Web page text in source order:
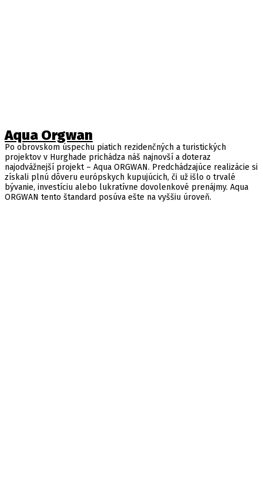
Aqua Orgwan
Po obrovskom úspechu piatich rezidenčných a turistických
projektov v Hurghade prichádza náš najnovší a doteraz
najodvážnejší projekt – Aqua ORGWAN. Predchádzajúce realizácie si
získali plnú dôveru európskych kupujúcich, či už išlo o trvalé
bývanie, investíciu alebo lukratívne dovolenkové prenájmy. Aqua
ORGWAN tento štandard posúva ešte na vyššiu úroveň.